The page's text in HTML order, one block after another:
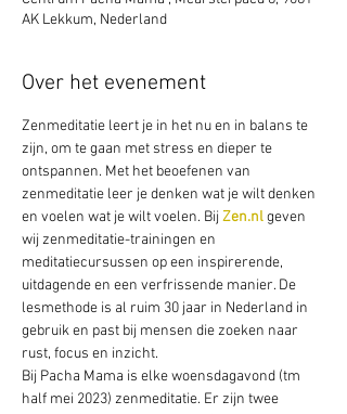
AK Lekkum, Nederland
Over het evenement
Zenmeditatie leert je in het nu en in balans te
zijn, om te gaan met stress en dieper te
ontspannen. Met het beoefenen van
zenmeditatie leer je denken wat je wilt denken
en voelen wat je wilt voelen. Bij Zen.nl geven
wij zenmeditatie-trainingen en
meditatiecursussen op een inspirerende,
uitdagende en een verfrissende manier. De
lesmethode is al ruim 30 jaar in Nederland in
gebruik en past bij mensen die zoeken naar
rust, focus en inzicht.
Bij Pacha Mama is elke woensdagavond (tm
half mei 2023) zenmeditatie. Er zijn twee